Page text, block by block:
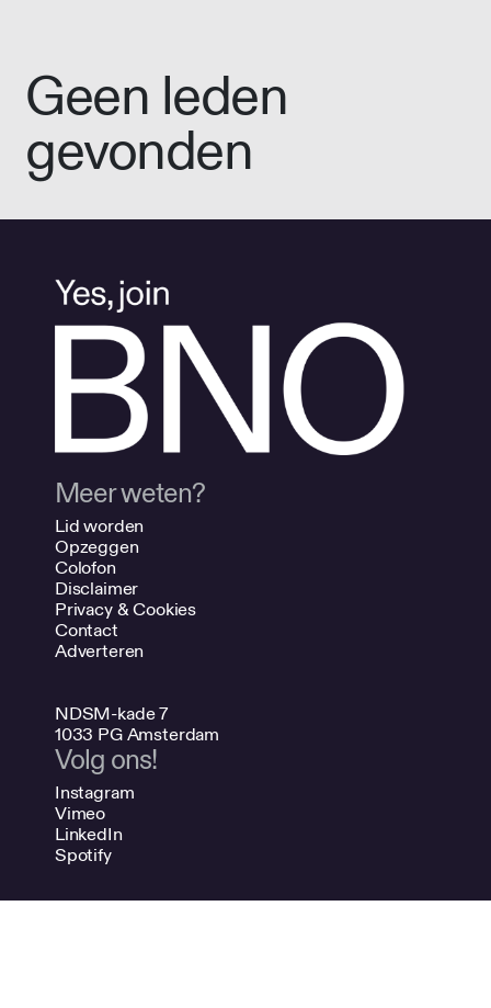
Geen leden
gevonden
Meer weten?
Lid worden
Opzeggen
Colofon
Disclaimer
Privacy & Cookies
Contact
Adverteren
NDSM-kade 7
1033 PG Amsterdam
Volg ons!
Instagram
Vimeo
LinkedIn
Spotify